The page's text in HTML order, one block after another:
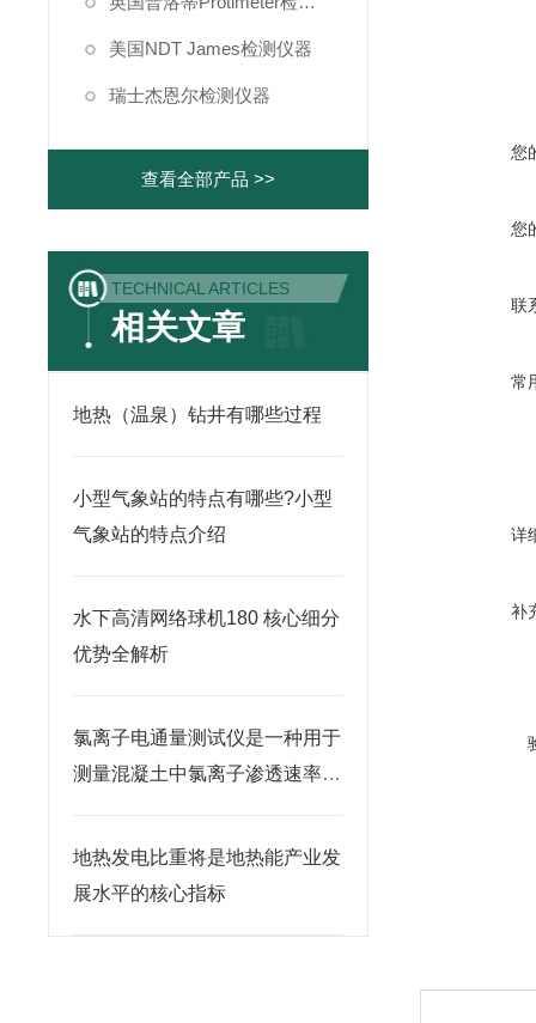
美国NDT James检测仪器
瑞士杰恩尔检测仪器
查看全部产品 >>
TECHNICAL ARTICLES
相关文章
地热（温泉）钻井有哪些过程
小型气象站的特点有哪些?小型
气象站的特点介绍
水下高清网络球机180 核心细分
优势全解析
氯离子电通量测试仪是一种用于
测量混凝土中氯离子渗透速率的
地热发电比重将是地热能产业发
展水平的核心指标
您
您
联
常
详
补